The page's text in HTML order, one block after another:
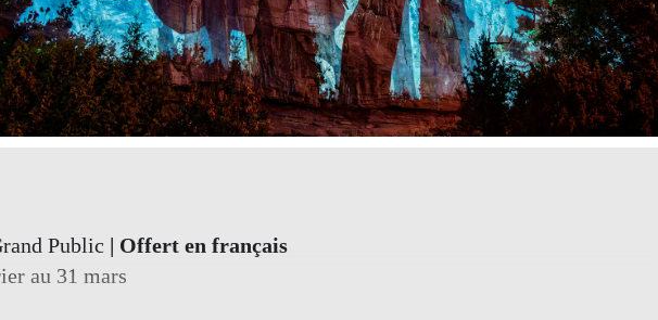
Public | Offert en français
au 31 mars